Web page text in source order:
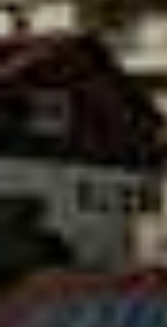
Du suchst noch
Hotel für
Für deinen
Dorow Clinic in
wichtigen
Restaurants und
ZUM PDF